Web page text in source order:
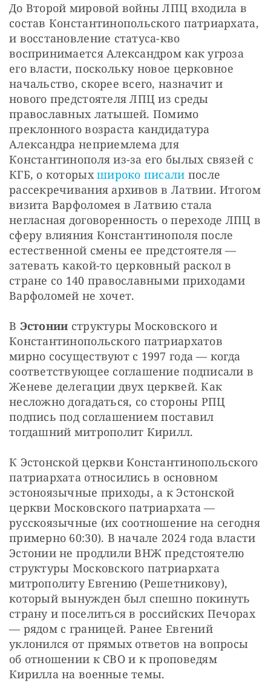
До Второй мировой войны ЛПЦ входила в
состав Константинопольского патриархата,
и восстановление статуса-кво
воспринимается Александром как угроза
его власти, поскольку новое церковное
начальство, скорее всего, назначит и
нового предстоятеля ЛПЦ из среды
православных латышей. Помимо
преклонного возраста кандидатура
Александра неприемлема для
Константинополя из-за его былых связей с
КГБ, о которых широко писали после
рассекречивания архивов в Латвии. Итогом
визита Варфоломея в Латвию стала
негласная договоренность о переходе ЛПЦ в
сферу влияния Константинополя после
естественной смены ее предстоятеля —
затевать какой-то церковный раскол в
стране со 140 православными приходами
Варфоломей не хочет.
В Эстонии структуры Московского и
Константинопольского патриархатов
мирно сосуществуют с 1997 года — когда
соответствующее соглашение подписали в
Женеве делегации двух церквей. Как
несложно догадаться, со стороны РПЦ
подпись под соглашением поставил
тогдашний митрополит Кирилл.
К Эстонской церкви Константинопольского
патриархата относились в основном
эстоноязычные приходы, а к Эстонской
церкви Московского патриархата —
русскоязычные (их соотношение на сегодня
примерно 60:30). В начале 2024 года власти
Эстонии не продлили ВНЖ предстоятелю
структуры Московского патриархата
митрополиту Евгению (Решетникову),
который вынужден был спешно покинуть
страну и поселиться в российских Печорах
— рядом с границей. Ранее Евгений
уклонился от прямых ответов на вопросы
об отношении к СВО и к проповедям
Кирилла на военные темы.